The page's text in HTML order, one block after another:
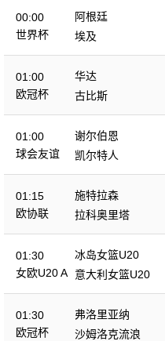
00:00
世界杯
阿根廷
埃及
01:00
欧冠杯
华达
古比斯
01:00
球会友谊
谢尔伯恩
凯尔特人
01:15
欧协联
施特拉森
拉科奥里塔
01:30
女欧U20 A
冰岛女篮U20
意大利女篮U20
01:30
欧冠杯
弗洛里亚纳
沙姆洛克流浪